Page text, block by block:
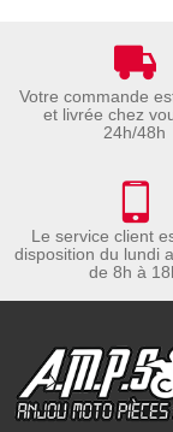
Votre commande
et livrée chez
24h/48h
Le service client
disposition du lundi
de 8h à